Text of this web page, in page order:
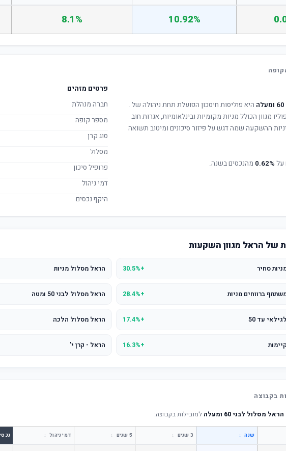
10.92%
8.1%
היא פוליסות חיסכון הפועלת תחת ניהולה של .
מגוון הכולל מניות מקומיות ובינלאומיות, אגרות חוב
ההשקעה שמה דגש על פיזור סיכונים ומיטוב תשואה
על 0.62% מהנכסים בשנה.
פרטים מזהים
חברה מנהלת
מספר קופה
סוג קרן
מסלול
פרופיל סיכון
דמי ניהול
היקף נכסים
של הראל מגוון השקעות
סחיר +30.5% הראל מסלול מניות
ברווחים מניות +28.4% הראל מסלול לבני 50 ומטה
עד 50 +17.4% הראל מסלול הלכה
+16.3% הראל - קרן י'
בקבוצה
הראל מסלול לבני 60 ומעלה למובילות בקבוצה:
שנה ↕ 3 שנים ↕ 5 שנים ↕ דמי ניהול ↕